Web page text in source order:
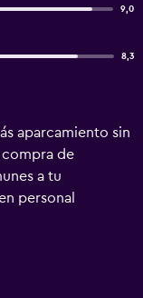
9,0
8,3
aparcamiento sin
compra de
a tu
personal
con
de higiene